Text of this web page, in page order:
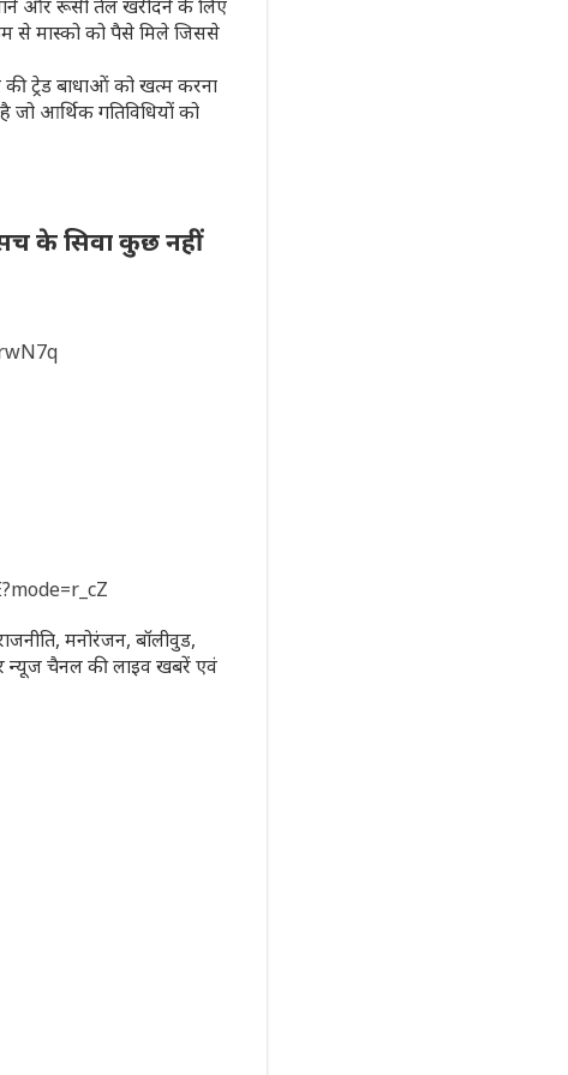
और रूसी तेल खरीदने के लिए
से मास्को को पैसे मिले जिससे
ट्रेड बाधाओं को खत्म करना
जो आर्थिक गतिविधियों को
के सिवा कुछ नहीं
मनोरंजन, बॉलीवुड,
न्यूज चैनल की लाइव खबरें एवं